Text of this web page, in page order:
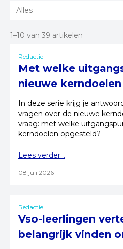
Alles
1–10 van 39 artikelen
Redactie
Met welke
nieuwe
In deze serie krijg je
vragen over de nieuwe
vraag: met welke
kerndoelen opgesteld?
Lees verder...
08 juli 2026
Redactie
Vso-leerlingen
belangrijk vinden